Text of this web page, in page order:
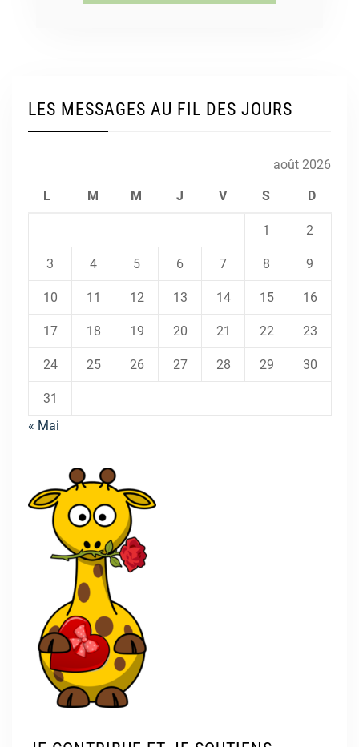
LES MESSAGES AU FIL DES JOURS
août 2026
L M M J V S D
1 2
3 4 5 6 7 8 9
10 11 12 13 14 15 16
17 18 19 20 21 22 23
24 25 26 27 28 29 30
31
« Mai